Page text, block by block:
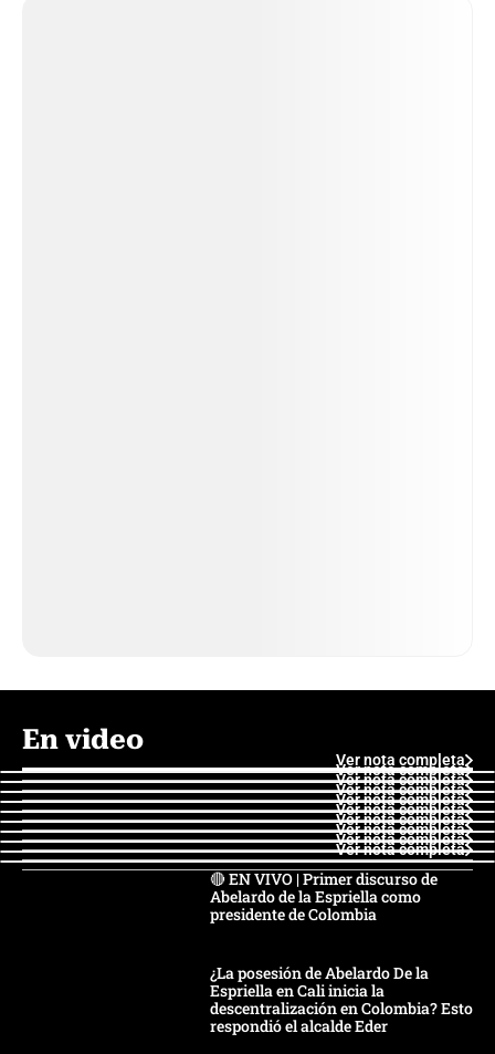
En video
Ver nota completa
Ver nota completa
Ver nota completa
Ver nota completa
Ver nota completa
Ver nota completa
Ver nota completa
Ver nota completa
Ver nota completa
Ver nota completa
🔴 EN VIVO | Primer discurso de
Abelardo de la Espriella como
presidente de Colombia
¿La posesión de Abelardo De la
Espriella en Cali inicia la
descentralización en Colombia? Esto
respondió el alcalde Eder